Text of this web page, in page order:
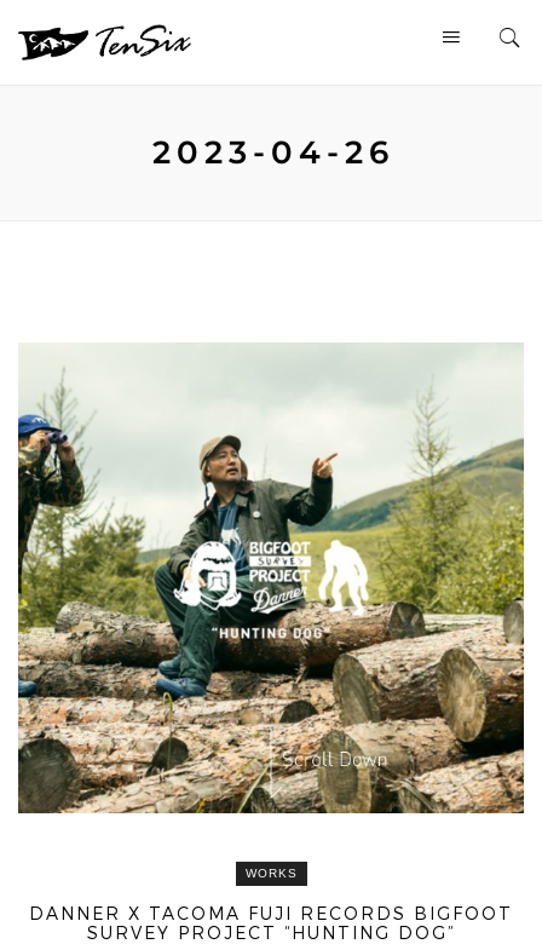
2023-04-26
WORKS
DANNER X TACOMA FUJI RECORDS BIGFOOT
SURVEY PROJECT “HUNTING DOG”